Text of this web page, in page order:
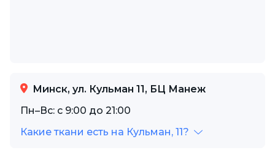
Минск, ул. Кульман 11, БЦ Манеж
Пн–Вс: с 9:00 до 21:00
Какие ткани есть на Кульман, 11?